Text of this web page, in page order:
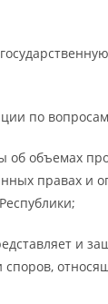
по
об объемах
правах и
и